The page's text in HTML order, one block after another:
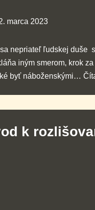
marca 2023
nepriateľ ľudskej duše
iným smerom, krok
byť náboženskými…
k